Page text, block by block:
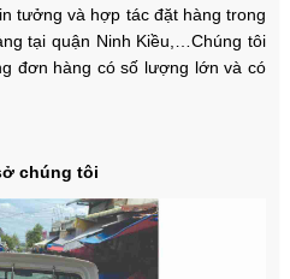
tưởng và hợp tác đặt hàng trong
tại quận Ninh Kiều,…Chúng tôi
đơn hàng có số lượng lớn và có
chúng tôi